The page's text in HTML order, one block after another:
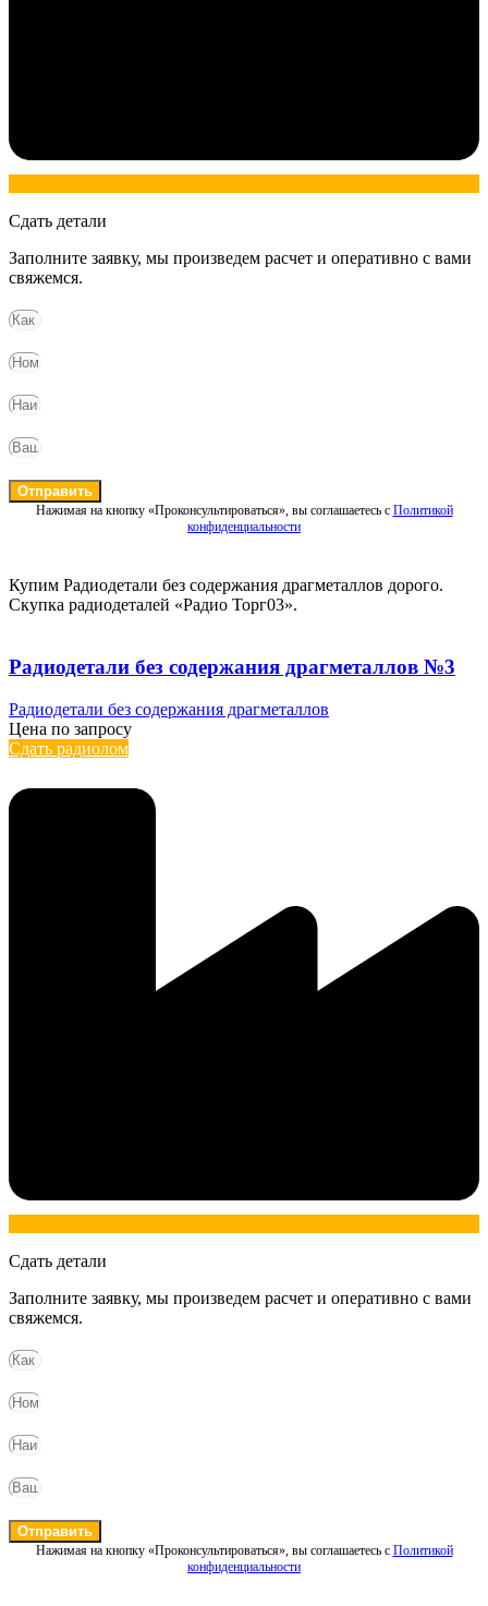
Сдать детали
Заполните заявку, мы произведем расчет и оперативно с вами
свяжемся.
Отправить
Нажимая на кнопку «Проконсультироваться», вы соглашаетесь с Политикой
конфиденциальности
Купим Радиодетали без содержания драгметаллов дорого.
Скупка радиодеталей «Радио Торг03».
Радиодетали без содержания драгметаллов №3
Радиодетали без содержания драгметаллов
Цена по запросу
Сдать радиолом
Сдать детали
Заполните заявку, мы произведем расчет и оперативно с вами
свяжемся.
Отправить
Нажимая на кнопку «Проконсультироваться», вы соглашаетесь с Политикой
конфиденциальности